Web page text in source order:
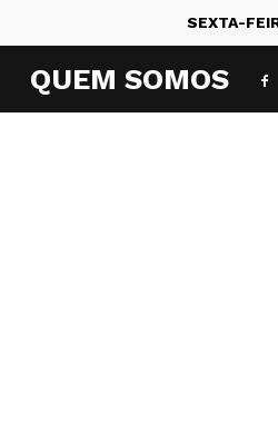
SEXTA-
QUEM SOMOS